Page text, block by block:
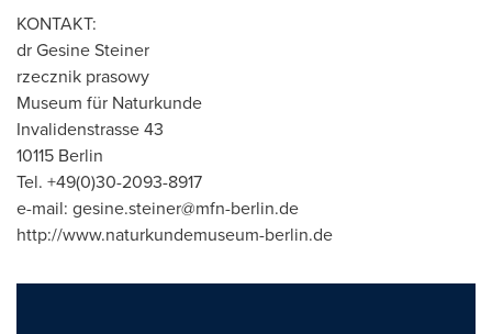
KONTAKT:
drGesine Steiner
rzecznik prasowy
Museum für Naturkunde
Invalidenstrasse 43
10115 Berlin
Tel. +49(0)30-2093-8917
e-mail: gesine.steiner@mfn-berlin.de
http://www.naturkundemuseum-berlin.de